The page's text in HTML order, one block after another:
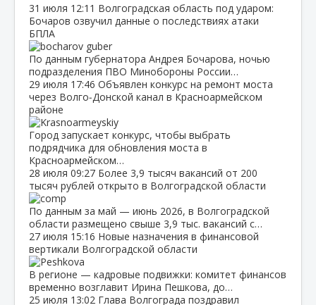
31 июля 12:11 Волгоградская область под ударом:
Бочаров озвучил данные о последствиях атаки
БПЛА
По данным губернатора Андрея Бочарова, ночью
подразделения ПВО Минобороны России…
29 июля 17:46 Объявлен конкурс на ремонт моста
через Волго‑Донской канал в Красноармейском
районе
Город запускает конкурс, чтобы выбрать
подрядчика для обновления моста в
Красноармейском…
28 июля 09:27 Более 3,9 тысяч вакансий от 200
тысяч рублей открыто в Волгоградской области
По данным за май — июнь 2026, в Волгоградской
области размещено свыше 3,9 тыс. вакансий с…
27 июля 15:16 Новые назначения в финансовой
вертикали Волгоградской области
В регионе — кадровые подвижки: комитет финансов
временно возглавит Ирина Пешкова, до…
25 июля 13:02 Глава Волгограда поздравил